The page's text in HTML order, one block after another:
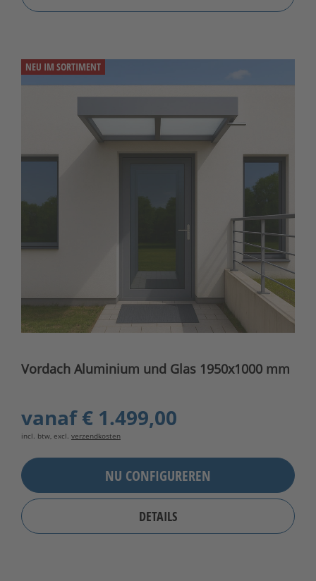
NEU IM SORTIMENT
Vordach Aluminium und Glas 1950x1000 mm
vanaf€ 1.499,00
incl. btw, excl. verzendkosten
NU CONFIGUREREN
DETAILS